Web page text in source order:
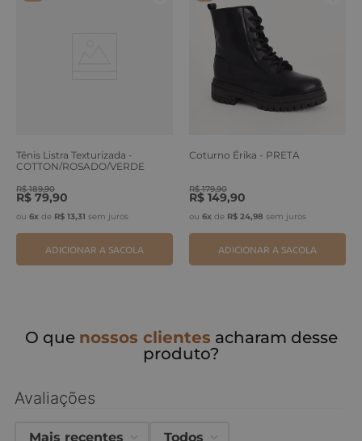
Tênis Listra Texturizada -
COTTON/ROSADO/VERDE
R$ 189,90
R$ 79,90
ou 6x de R$ 13,31 sem juros
ADICIONAR A SACOLA
Coturno Érika - PRETA
R$ 179,90
R$ 149,90
ou 6x de R$ 24,98 sem juros
ADICIONAR A SACOLA
O que nossos clientes acharam desse
produto?
Avaliações
Mais recentes Todos